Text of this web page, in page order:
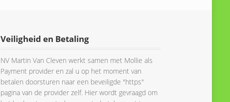
Veiligheid en Betaling
NV Martin Van Cleven werkt samen met Mollie als
Payment provider en zal u op het moment van
betalen doorsturen naar een beveiligde "https"
pagina van de provider zelf. Hier wordt gevraagd om